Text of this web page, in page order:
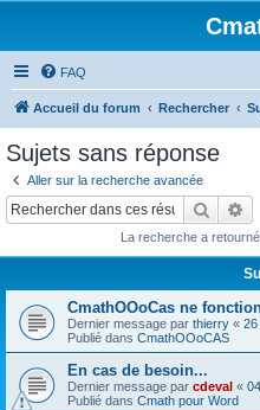
FAQ
Accueil du forum Rechercher
Sujets sans réponse
Aller sur la recherche avancée
La recherche a
CmathOOoCas ne
Dernier message par thierry « 26
Publié dans CmathOOoCAS
En cas de besoin...
Dernier message par cdeval «
Publié dans Cmath pour Word